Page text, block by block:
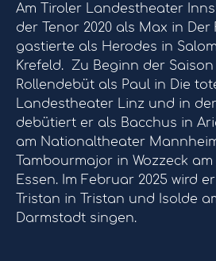
Am Tiroler Landestheater
der Tenor 2020 als Max in
gastierte als Herodes in
Krefeld. Zu Beginn der
Rollendebüt als Paul in Die
Landestheater Linz und in
debütiert er als Bacchus in
am Nationaltheater
Tambourmajor in Wozzeck
Essen. Im Februar 2025 wird
Tristan in Tristan und Isolde
Darmstadt singen.